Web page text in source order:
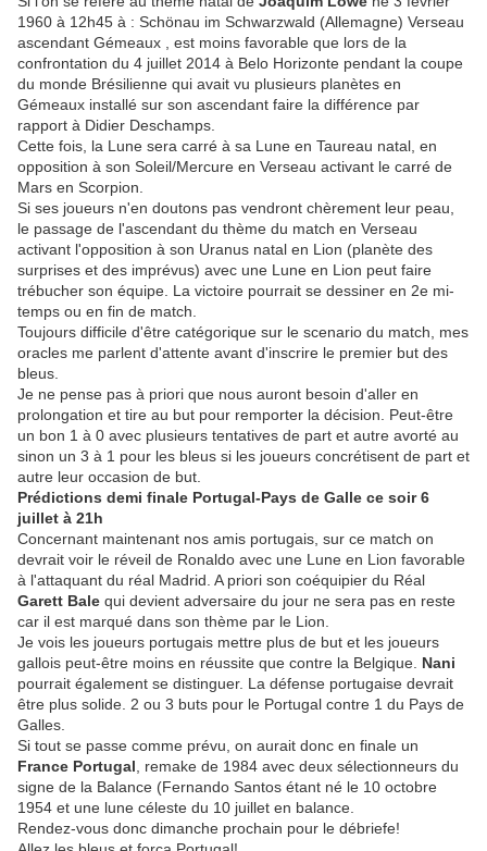
1960 à 12h45 à : Schönau im Schwarzwald (Allemagne) Verseau
ascendant Gémeaux , est moins favorable que lors de la
confrontation du 4 juillet 2014 à Belo Horizonte pendant la coupe
du monde Brésilienne qui avait vu plusieurs planètes en
Gémeaux installé sur son ascendant faire la différence par
rapport à Didier Deschamps.
Cette fois, la Lune sera carré à sa Lune en Taureau natal, en
opposition à son Soleil/Mercure en Verseau activant le carré de
Mars en Scorpion.
Si ses joueurs n'en doutons pas vendront chèrement leur peau,
le passage de l'ascendant du thème du match en Verseau
activant l'opposition à son Uranus natal en Lion (planète des
surprises et des imprévus) avec une Lune en Lion peut faire
trébucher son équipe. La victoire pourrait se dessiner en 2e mi-
temps ou en fin de match.
Toujours difficile d'être catégorique sur le scenario du match, mes
oracles me parlent d'attente avant d'inscrire le premier but des
bleus.
Je ne pense pas à priori que nous auront besoin d'aller en
prolongation et tire au but pour remporter la décision. Peut-être
un bon 1 à 0 avec plusieurs tentatives de part et autre avorté au
sinon un 3 à 1 pour les bleus si les joueurs concrétisent de part et
autre leur occasion de but.
Prédictions demi finale Portugal-Pays de Galle ce soir 6
juillet à 21h
Concernant maintenant nos amis portugais, sur ce match on
devrait voir le réveil de Ronaldo avec une Lune en Lion favorable
à l'attaquant du réal Madrid. A priori son coéquipier du Réal
Garett Bale qui devient adversaire du jour ne sera pas en reste
car il est marqué dans son thème par le Lion.
Je vois les joueurs portugais mettre plus de but et les joueurs
gallois peut-être moins en réussite que contre la Belgique. Nani
pourrait également se distinguer. La défense portugaise devrait
être plus solide. 2 ou 3 buts pour le Portugal contre 1 du Pays de
Galles.
Si tout se passe comme prévu, on aurait donc en finale un
France Portugal , remake de 1984 avec deux sélectionneurs du
signe de la Balance (Fernando Santos étant né le 10 octobre
1954 et une lune céleste du 10 juillet en balance.
Rendez-vous donc dimanche prochain pour le débriefe!